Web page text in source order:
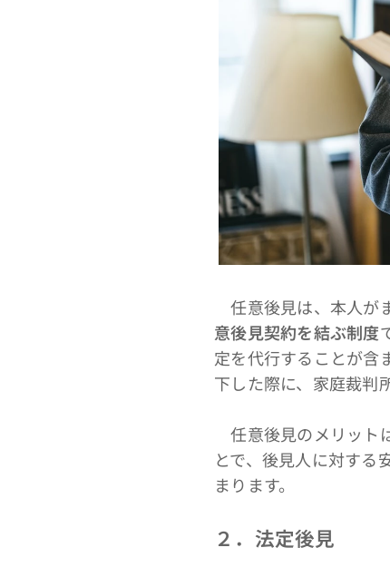
任意後見は、本人が
意後見契約を結ぶ制度
定を代行することが含
下した際に、家庭裁判
任意後見のメリット
とで、後見人に対する
まります。
２．法定後見